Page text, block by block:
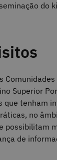
do
Superior
que tenham
no
possibilitam
de